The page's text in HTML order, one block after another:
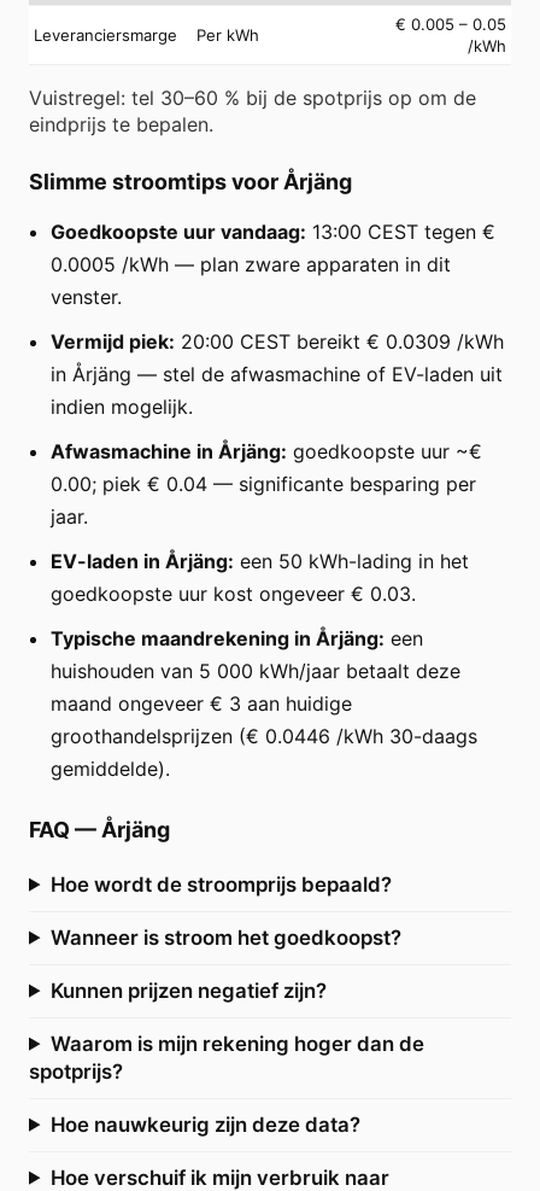
Leveranciersmarge Per kWh
€ 0.005 – 0.05
/kWh
Vuistregel: tel 30–60 % bij de spotprijs op om de
eindprijs te bepalen.
Slimme stroomtips voor Årjäng
Goedkoopste uur vandaag: 13:00 CEST tegen €
0.0005 /kWh — plan zware apparaten in dit
venster.
Vermijd piek: 20:00 CEST bereikt € 0.0309 /kWh
in Årjäng — stel de afwasmachine of EV-laden uit
indien mogelijk.
Afwasmachine in Årjäng: goedkoopste uur ~€
0.00; piek € 0.04 — significante besparing per
jaar.
EV-laden in Årjäng: een 50 kWh-lading in het
goedkoopste uur kost ongeveer € 0.03.
Typische maandrekening in Årjäng: een
huishouden van 5 000 kWh/jaar betaalt deze
maand ongeveer € 3 aan huidige
groothandelsprijzen (€ 0.0446 /kWh 30-daags
gemiddelde).
FAQ — Årjäng
Hoe wordt de stroomprijs bepaald?
Wanneer is stroom het goedkoopst?
Kunnen prijzen negatief zijn?
Waarom is mijn rekening hoger dan de
spotprijs?
Hoe nauwkeurig zijn deze data?
Hoe verschuif ik mijn verbruik naar